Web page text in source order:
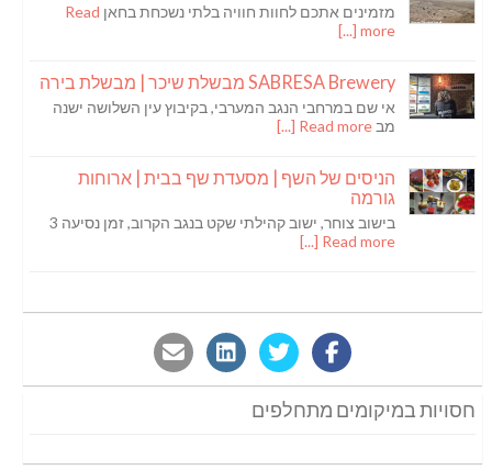
מזמינים אתכם לחוות חוויה בלתי נשכחת בחאן Read
more [...]
SABRESA Brewery מבשלת שיכר | מבשלת בירה
אי שם במרחבי הנגב המערבי, בקיבוץ עין השלושה ישנה
מב Read more [...]
הניסים של השף | מסעדת שף בבית | ארוחות
גורמה
בישוב צוחר, ישוב קהילתי שקט בנגב הקרוב, זמן נסיעה 3
Read more [...]
חסויות במיקומים מתחלפים